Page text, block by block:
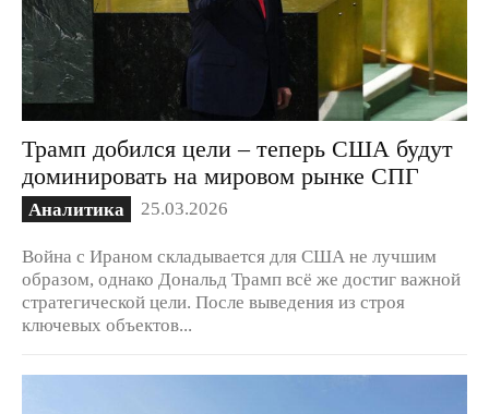
Трамп добился цели – теперь США будут
доминировать на мировом рынке СПГ
Аналитика 25.03.2026
Война с Ираном складывается для США не лучшим
образом, однако Дональд Трамп всё же достиг важной
стратегической цели. После выведения из строя
ключевых объектов...